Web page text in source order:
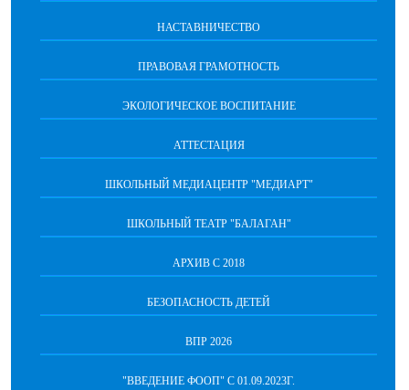
НАСТАВНИЧЕСТВО
ПРАВОВАЯ ГРАМОТНОСТЬ
ЭКОЛОГИЧЕСКОЕ ВОСПИТАНИЕ
АТТЕСТАЦИЯ
ШКОЛЬНЫЙ МЕДИАЦЕНТР "МЕДИАРТ"
ШКОЛЬНЫЙ ТЕАТР "БАЛАГАН"
АРХИВ С 2018
БЕЗОПАСНОСТЬ ДЕТЕЙ
ВПР 2026
"ВВЕДЕНИЕ ФООП" С 01.09.2023Г.